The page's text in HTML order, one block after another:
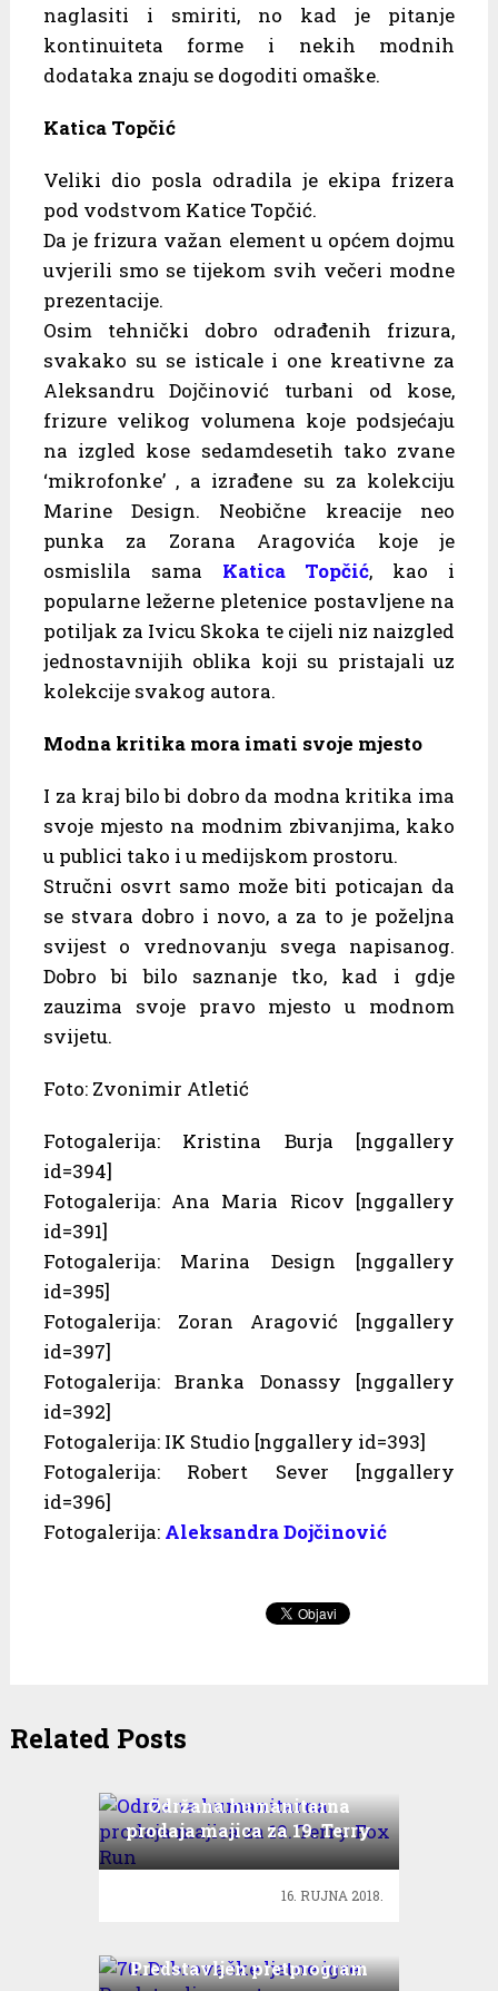
naglasiti i smiriti, no kad je pitanje
kontinuiteta forme i nekih modnih
dodataka znaju se dogoditi omaške.
Katica Topčić
Veliki dio posla odradila je ekipa frizera
pod vodstvom Katice Topčić.
Da je frizura važan element u općem dojmu
uvjerili smo se tijekom svih večeri modne
prezentacije.
Osim tehnički dobro odrađenih frizura,
svakako su se isticale i one kreativne za
Aleksandru Dojčinović turbani od kose,
frizure velikog volumena koje podsjećaju
na izgled kose sedamdesetih tako zvane
‘mikrofonke’ , a izrađene su za kolekciju
Marine Design. Neobične kreacije neo
punka za Zorana Aragovića koje je
osmislila sama Katica Topčić, kao i
popularne ležerne pletenice postavljene na
potiljak za Ivicu Skoka te cijeli niz naizgled
jednostavnijih oblika koji su pristajali uz
kolekcije svakog autora.
Modna kritika mora imati svoje mjesto
I za kraj bilo bi dobro da modna kritika ima
svoje mjesto na modnim zbivanjima, kako
u publici tako i u medijskom prostoru.
Stručni osvrt samo može biti poticajan da
se stvara dobro i novo, a za to je poželjna
svijest o vrednovanju svega napisanog.
Dobro bi bilo saznanje tko, kad i gdje
zauzima svoje pravo mjesto u modnom
svijetu.
Foto: Zvonimir Atletić
Fotogalerija: Kristina Burja [nggallery
id=394]
Fotogalerija: Ana Maria Ricov [nggallery
id=391]
Fotogalerija: Marina Design [nggallery
id=395]
Fotogalerija: Zoran Aragović [nggallery
id=397]
Fotogalerija: Branka Donassy [nggallery
id=392]
Fotogalerija: IK Studio [nggallery id=393]
Fotogalerija: Robert Sever [nggallery
id=396]
Fotogalerija: Aleksandra Dojčinović
Related Posts
Održana humanitarna
prodaja majica za 19. Terry
Fox Run
16. RUJNA 2018.
Predstavljen pretprogram